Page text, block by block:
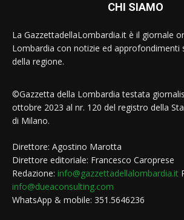
CHI SIAMO
La GazzettadellaLombardia.it è il giornale
Lombardia con notizie ed approfondimenti
della regione.
©Gazzetta della Lombardia testata
ottobre 2023 al nr. 120 del registro della
di Milano.
Direttore: Agostino Marotta
Direttore editoriale: Francesco Caroprese
Redazione: info@gazzettadellalombardia.it
info@dueaconsulting.com
WhatsApp & mobile: 351.5646236